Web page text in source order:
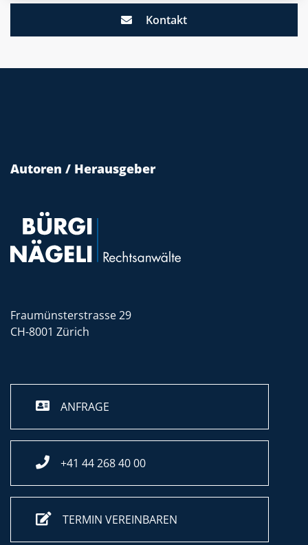
Kontakt
Autoren / Herausgeber
Fraumünsterstrasse 29
CH-8001 Zürich
ANFRAGE
+41 44 268 40 00
TERMIN VEREINBAREN